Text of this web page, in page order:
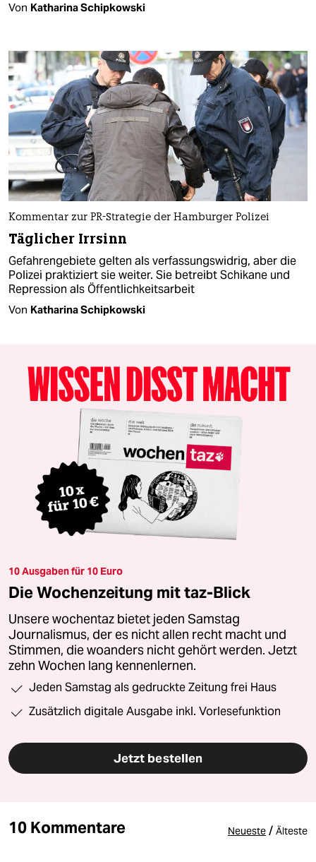
Von Katharina Schipkowski
Kommentar zur PR-Strategie der Hamburger Polizei
Täglicher Irrsinn
Gefahrengebiete gelten als verfassungswidrig, aber die
Polizei praktiziert sie weiter. Sie betreibt Schikane und
Repression als Öffentlichkeitsarbeit
Von Katharina Schipkowski
10 Ausgaben für 10 Euro
Die Wochenzeitung mit taz-Blick
Unsere wochentaz bietet jeden Samstag
Journalismus, der es nicht allen recht macht und
Stimmen, die woanders nicht gehört werden. Jetzt
zehn Wochen lang kennenlernen.
Jeden Samstag als gedruckte Zeitung frei Haus
Zusätzlich digitale Ausgabe inkl. Vorlesefunktion
Jetzt bestellen
10 Kommentare Neueste / Älteste